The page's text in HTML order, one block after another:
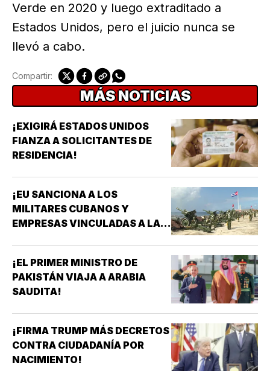
Verde en 2020 y luego extraditado a
Estados Unidos, pero el juicio nunca se
llevó a cabo.
Compartir:
MÁS NOTICIAS
¡EXIGIRÁ ESTADOS UNIDOS
FIANZA A SOLICITANTES DE
RESIDENCIA!
¡EU SANCIONA A LOS
MILITARES CUBANOS Y
EMPRESAS VINCULADAS A LA
¡EL PRIMER MINISTRO DE
PAKISTÁN VIAJA A ARABIA
SAUDITA!
¡FIRMA TRUMP MÁS DECRETOS
CONTRA CIUDADANÍA POR
NACIMIENTO!